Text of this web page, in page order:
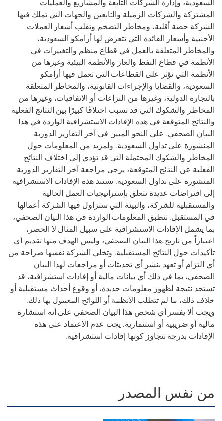
السعودية، وإدارة الشركات التابعة والمشاريع والعمليات
المشتركة والشركات الزميلة والتابعين والجهات التي تملك فيها
الشركة حصة أقلية، ومخاطر التضخم وتقلب أسعار العملات
الأجنبية وأسعار الفائدة التي تتعرض لها أرامكو السعودية،
والمخاطر المتعلقة بالعمل في قطاع منظم والتغييرات في
الأنظمة في قطاع النفط والغاز والأنظمة البيئية وغيرها من
الأنظمة التي تؤثر على القطاعات التي تعمل فيها أرامكو
السعودية، والقضايا والإجراءات القانونية، والمخاطر المتعلقة
بالتجارة الدولية، وغيرها من النزاعات أو الاتفاقيات، وغيرها من
المخاطر والشكوك التي قد تسبب اختلافًا كبيرًا بين النتائج الفعلية
والنتائج المتوقعة في هذه الإفادات الاستشرافية الواردة في هذا
البيان الصحفي، على النحو المبين في آخر التقارير الدورية
المنشورة على تداول السعودية. ولمزيد من المعلومات حول
المخاطر والشكوك المحتملة التي قد تؤدي إلى اختلاف النتائج
الفعلية عن النتائج المتوقعة، يرجى مراجعة آخر التقارير الدورية
المنشورة على تداول السعودية. تستند هذه الإفادات الاستشرافية
إلى افتراضات عديدة تتعلق بإستراتيجيات العمل الحالية
والمستقبلية للشركة، والبيئة التي ستزاول فيها الشركة أعمالها
في المستقبل. تنطبق المعلومات الواردة في هذا البيان الصحفي،
بما يشمل الإفادات الاستشرافية على سبيل المثال لا الحصر،
اعتباراً من تاريخ هذا البيان الصحفي، وليس الهدف منها تقديم أي
تأكيدات حول النتائج المستقبلية. وتخلي الشركة نفسها صراحة من
أي التزام أو تعهد بنشر أي تحديثات أو مراجعات لهذا البيان
الصحفي، بما في ذلك أي بيانات مالية أو إفادات استشرافية، قد
تستجد نتيجة لظهور معلومات جديدة، أو وقوع أحداث مستقبلية أو
خلاف ذلك، ما لم تتطلب الأنظمة أو اللوائح المعمول بها ذلك.
ويجب ألا يفسر أي شخص هذا البيان الصحفي على أنه استشارة
مالية أو ضريبية أو استثمارية. يجب عدم الاعتماد على هذه
الإفادات بدرجة تتجاوز كونها إفادات استشرافية.
من نفس المصدر